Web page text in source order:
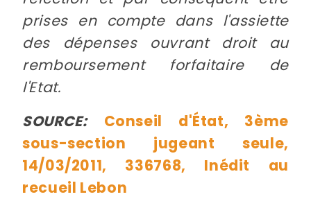
prises en compte dans l'assiette
des dépenses ouvrant droit au
remboursement forfaitaire de
l'Etat.
SOURCE:
Conseil d'État, 3ème
sous-section jugeant seule,
14/03/2011, 336768, Inédit au
recueil Lebon